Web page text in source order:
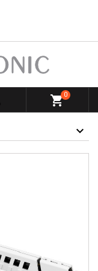
shopping_cart0